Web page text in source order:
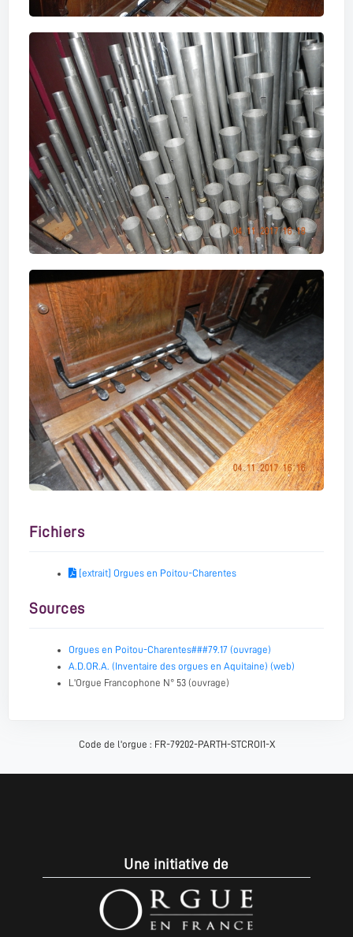
Fichiers
[extrait] Orgues en Poitou-Charentes
Sources
Orgues en Poitou-Charentes###79.17 (ouvrage)
A.D.OR.A. (Inventaire des orgues en Aquitaine) (web)
L'Orgue Francophone N° 53 (ouvrage)
Code de l'orgue : FR-79202-PARTH-STCROI1-X
Une initiative de